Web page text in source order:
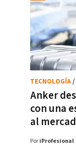
Anker
con una
al
TECNOLOGÍA/
Por iProfesional